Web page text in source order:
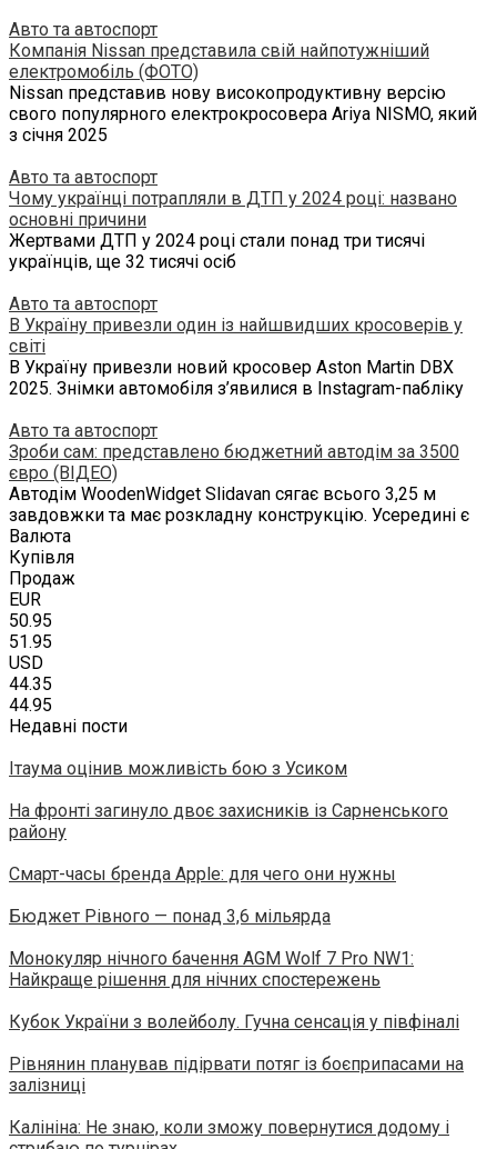
Авто та автоспорт
Компанія Nissan представила свій найпотужніший
електромобіль (ФОТО)
Nissan представив нову високопродуктивну версію
свого популярного електрокросовера Ariya NISMO, який
з січня 2025
Авто та автоспорт
Чому українці потрапляли в ДТП у 2024 році: названо
основні причини
Жертвами ДТП у 2024 році стали понад три тисячі
українців, ще 32 тисячі осіб
Авто та автоспорт
В Україну привезли один із найшвидших кросоверів у
світі
В Україну привезли новий кросовер Aston Martin DBX
2025. Знімки автомобіля з’явилися в Instagram-пабліку
Авто та автоспорт
Зроби сам: представлено бюджетний автодім за 3500
євро (ВІДЕО)
Автодім WoodenWidget Slidavan сягає всього 3,25 м
завдовжки та має розкладну конструкцію. Усередині є
Валюта
Купівля
Продаж
EUR
50.95
51.95
USD
44.35
44.95
Недавні пости
Ітаума оцінив можливість бою з Усиком
На фронті загинуло двоє захисників із Сарненського
району
Смарт-часы бренда Apple: для чего они нужны
Бюджет Рівного — понад 3,6 мільярда
Монокуляр нічного бачення AGM Wolf 7 Pro NW1:
Найкраще рішення для нічних спостережень
Кубок України з волейболу. Гучна сенсація у півфіналі
Рівнянин планував підірвати потяг із боєприпасами на
залізниці
Калініна: Не знаю, коли зможу повернутися додому і